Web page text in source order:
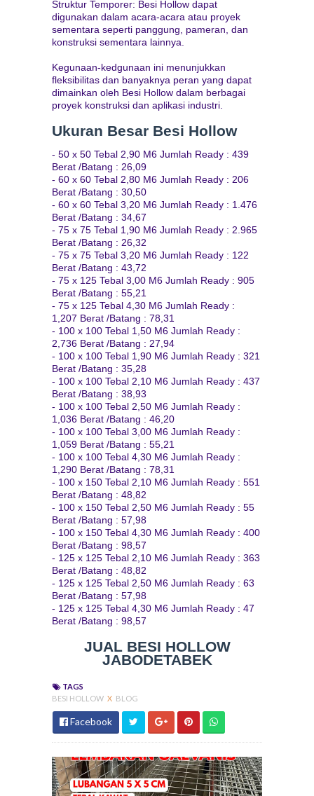
Struktur Temporer: Besi Hollow dapat
digunakan dalam acara-acara atau proyek
sementara seperti panggung, pameran, dan
konstruksi sementara lainnya.
Kegunaan-kedgunaan ini menunjukkan
fleksibilitas dan banyaknya peran yang dapat
dimainkan oleh Besi Hollow dalam berbagai
proyek konstruksi dan aplikasi industri.
Ukuran Besar Besi Hollow
- 50 x 50 Tebal 2,90 M6 Jumlah Ready : 439
Berat /Batang : 26,09
- 60 x 60 Tebal 2,80 M6 Jumlah Ready : 206
Berat /Batang : 30,50
- 60 x 60 Tebal 3,20 M6 Jumlah Ready : 1.476
Berat /Batang : 34,67
- 75 x 75 Tebal 1,90 M6 Jumlah Ready : 2.965
Berat /Batang : 26,32
- 75 x 75 Tebal 3,20 M6 Jumlah Ready : 122
Berat /Batang : 43,72
- 75 x 125 Tebal 3,00 M6 Jumlah Ready : 905
Berat /Batang : 55,21
- 75 x 125 Tebal 4,30 M6 Jumlah Ready :
1,207 Berat /Batang : 78,31
- 100 x 100 Tebal 1,50 M6 Jumlah Ready :
2,736 Berat /Batang : 27,94
- 100 x 100 Tebal 1,90 M6 Jumlah Ready : 321
Berat /Batang : 35,28
- 100 x 100 Tebal 2,10 M6 Jumlah Ready : 437
Berat /Batang : 38,93
- 100 x 100 Tebal 2,50 M6 Jumlah Ready :
1,036 Berat /Batang : 46,20
- 100 x 100 Tebal 3,00 M6 Jumlah Ready :
1,059 Berat /Batang : 55,21
- 100 x 100 Tebal 4,30 M6 Jumlah Ready :
1,290 Berat /Batang : 78,31
- 100 x 150 Tebal 2,10 M6 Jumlah Ready : 551
Berat /Batang : 48,82
- 100 x 150 Tebal 2,50 M6 Jumlah Ready : 55
Berat /Batang : 57,98
- 100 x 150 Tebal 4,30 M6 Jumlah Ready : 400
Berat /Batang : 98,57
- 125 x 125 Tebal 2,10 M6 Jumlah Ready : 363
Berat /Batang : 48,82
- 125 x 125 Tebal 2,50 M6 Jumlah Ready : 63
Berat /Batang : 57,98
- 125 x 125 Tebal 4,30 M6 Jumlah Ready : 47
Berat /Batang : 98,57
JUAL BESI HOLLOW
JABODETABEK
TAGS
BESI HOLLOW X BLOG
Facebook